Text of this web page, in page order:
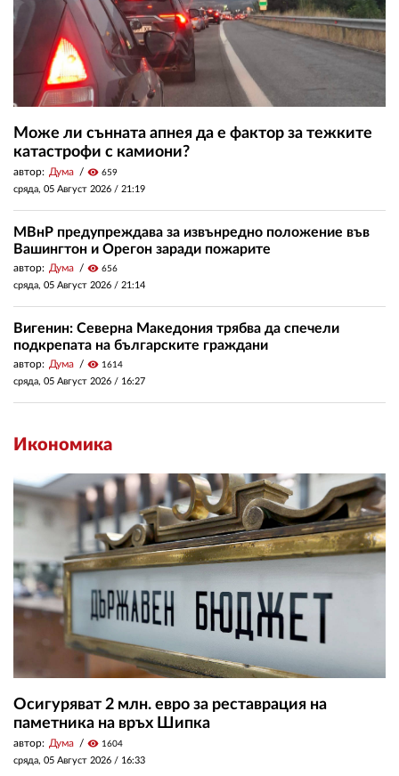
Може ли сънната апнея да е фактор за тежките
катастрофи с камиони?
автор: Дума visibility 659
сряда, 05 Август 2026 / 21:19
МВнР предупреждава за извънредно положение във
Вашингтон и Орегон заради пожарите
автор: Дума visibility 656
сряда, 05 Август 2026 / 21:14
Вигенин: Северна Македония трябва да спечели
подкрепата на българските граждани
автор: Дума visibility 1614
сряда, 05 Август 2026 / 16:27
Икономика
Осигуряват 2 млн. евро за реставрация на
паметника на връх Шипка
автор: Дума visibility 1604
сряда, 05 Август 2026 / 16:33